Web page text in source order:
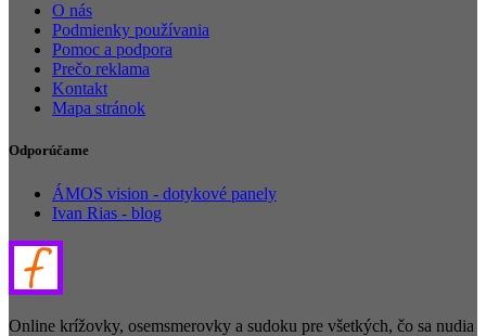
O nás
Podmienky používania
Pomoc a podpora
Prečo reklama
Kontakt
Mapa stránok
Odporúčame
ÁMOS vision - dotykové panely
Ivan Rias - blog
Online krížovky, osemsmerovky a sudoku pre všetkých, čo sa nudia